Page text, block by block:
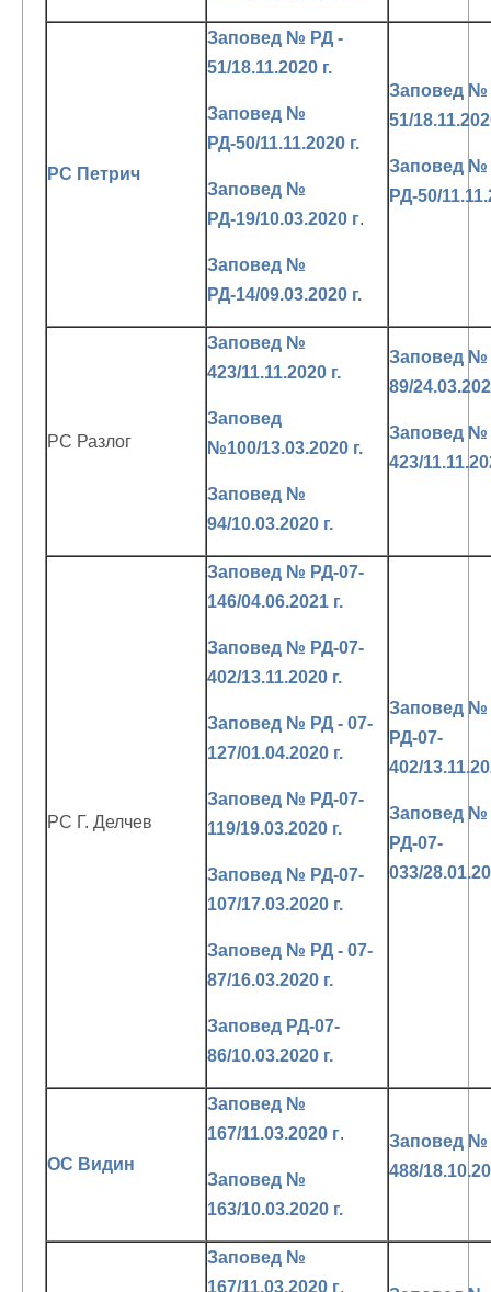
РС Петрич
Заповед № РД -
51/18.11.2020 г.
Заповед №
РД-50/11.11.2020 г.
Заповед №
РД-19/10.03.2020 г.
Заповед №
РД-14/09.03.2020 г.
Заповед №
51/
Заповед №
РД-50/
РС Разлог
Заповед №
423/11.11.2020 г.
Заповед
№100/13.03.2020 г.
Заповед №
94/10.03.2020 г.
Заповед №
89/
Заповед №
423/
РС Г. Делчев
Заповед № РД-07-
146/04.06.2021 г.
Заповед № РД-07-
402/13.11.2020 г.
Заповед № РД - 07-
127/01.04.2020 г.
Заповед № РД-07-
119/19.03.2020 г.
Заповед № РД-07-
107/17.03.2020 г.
Заповед № РД - 07-
87/16.03.2020 г.
Заповед РД-07-
86/10.03.2020 г.
Заповед №
РД-07-
402/
Заповед №
РД-07-
033/
ОС Видин
Заповед №
167/11.03.2020 г.
Заповед №
163/10.03.2020 г.
Заповед №
488/
Заповед №
167/11.03.2020 г.